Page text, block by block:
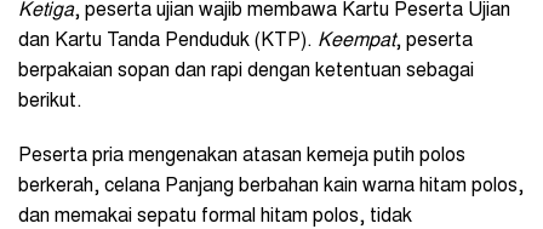
Ketiga, peserta ujian wajib membawa Kartu Peserta Ujian
dan Kartu Tanda Penduduk (KTP). Keempat, peserta
berpakaian sopan dan rapi dengan ketentuan sebagai
berikut.
Peserta pria mengenakan atasan kemeja putih polos
berkerah, celana Panjang berbahan kain warna hitam polos,
dan memakai sepatu formal hitam polos, tidak